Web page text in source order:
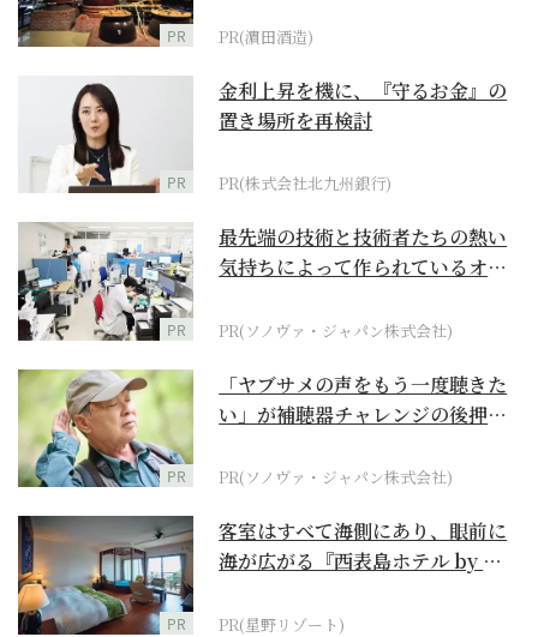
PR PR(濵田酒造)
PR
金利上昇を機に、『守るお金』の
置き場所を再検討
PR(株式会社北九州銀行)
PR
最先端の技術と技術者たちの熱い
気持ちによって作られているオー
PR(ソノヴァ・ジャパン株式会社)
PR
「ヤブサメの声をもう一度聴きた
い」が補聴器チャレンジの後押し
PR(ソノヴァ・ジャパン株式会社)
PR
客室はすべて海側にあり、眼前に
海が広がる『西表島ホテル by 星
PR(星野リゾート)